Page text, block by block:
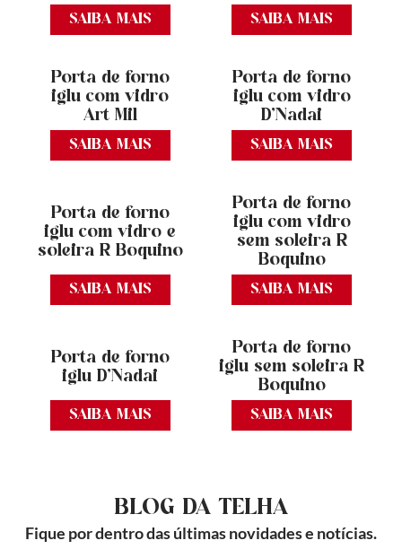
SAIBA MAIS SAIBA MAIS
Porta de forno
iglu com vidro
Art Mil
SAIBA MAIS
Porta de forno
iglu com vidro
D’Nadai
SAIBA MAIS
Porta de forno
iglu com vidro e
soleira R Boquino
SAIBA MAIS
Porta de forno
iglu com vidro
sem soleira R
Boquino
SAIBA MAIS
Porta de forno
iglu D’Nadai
SAIBA MAIS
Porta de forno
iglu sem soleira R
Boquino
SAIBA MAIS
BLOG DA TELHA
Fique por dentro das últimas novidades e notícias.